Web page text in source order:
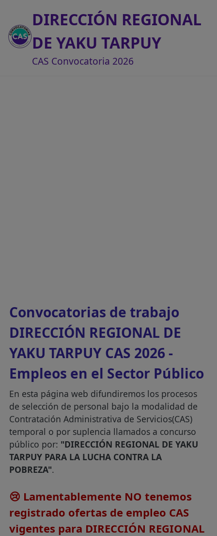
DIRECCIÓN REGIONAL
DE YAKU TARPUY
CAS Convocatoria 2026
Convocatorias de trabajo
DIRECCIÓN REGIONAL DE
YAKU TARPUY CAS 2026 -
Empleos en el Sector Público
En esta página web difundiremos los procesos
de selección de personal bajo la modalidad de
Contratación Administrativa de Servicios(CAS)
temporal o por suplencia llamados a concurso
público por: "DIRECCIÓN REGIONAL DE YAKU
TARPUY PARA LA LUCHA CONTRA LA
POBREZA".
😢 Lamentablemente NO tenemos
registrado ofertas de empleo CAS
vigentes para DIRECCIÓN REGIONAL